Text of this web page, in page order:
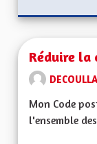
Réduire la
Mon Code
l'ensemble